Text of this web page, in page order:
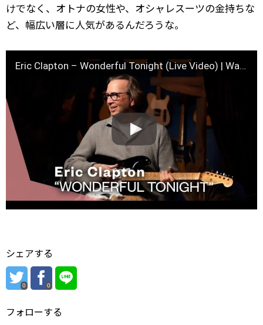
けでなく、オトナの女性や、オシャレスーツの金持ちな
ど、幅広い層に人気があるんだろうな。
Eric Clapton – Wonderful Tonight (Live Video) | Warner Vault
シェアする
0 0
フォローする